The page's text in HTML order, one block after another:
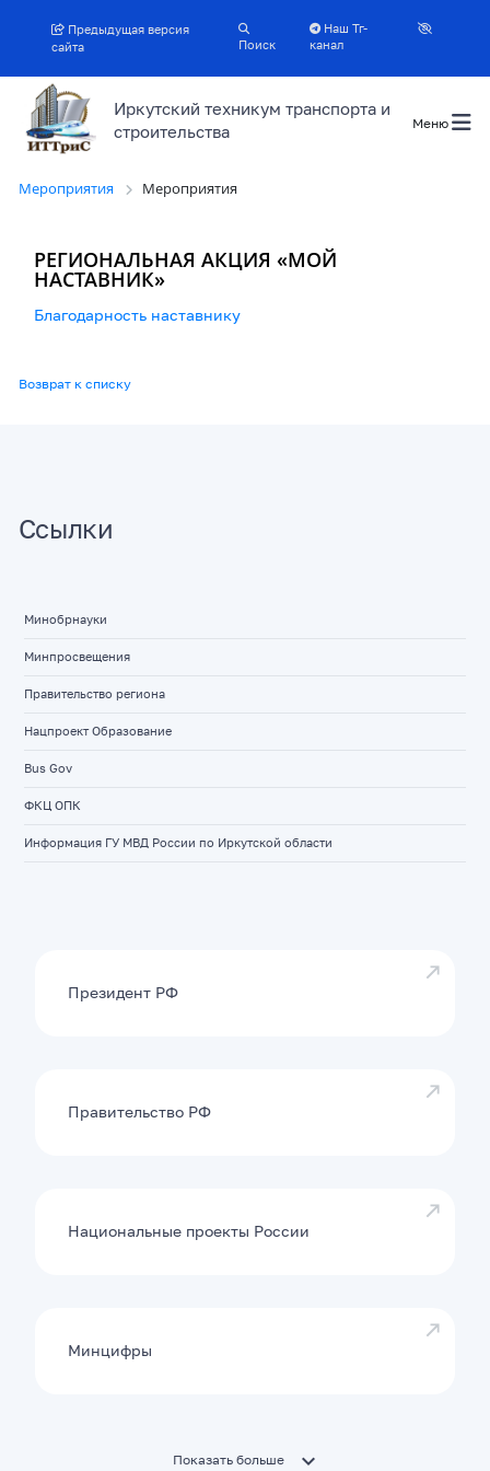
Предыдущая версия
сайта
Поиск
Наш Тг-
канал
Иркутский техникум транспорта и
строительства
Меню
Мероприятия Мероприятия
РЕГИОНАЛЬНАЯ АКЦИЯ «МОЙ
НАСТАВНИК»
Благодарность наставнику
Возврат к списку
Ссылки
Минобрнауки
Минпросвещения
Правительство региона
Нацпроект Образование
Bus Gov
ФКЦ ОПК
Информация ГУ МВД России по Иркутской области
Президент РФ
Правительство РФ
Национальные проекты России
Минцифры
Показать больше